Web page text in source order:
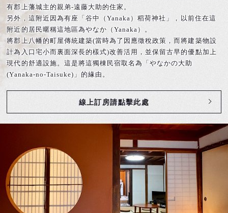
有郡上藩城主的親弟-遠藤大助的住家。
另外，這附近因為有座「谷中（Yanaka）稻荷神社」，以前住在這
附近的居民暱稱這地區為やなか（Yanaka）。
將郡上八幡的町屋傳統建築(當時為了因應徵稅政策，而將建築物設
計為入口宅小而裏面深長的樣式)改善活用，並保留古早的優點加上
現代的舒適設施。這是將這獨棟民宿取名為「やなかの大助
(Yanaka-no-Taisuke)」的緣由。
線上訂房請點擊此處